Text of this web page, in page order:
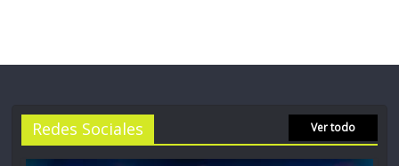
Redes Sociales Ver todo